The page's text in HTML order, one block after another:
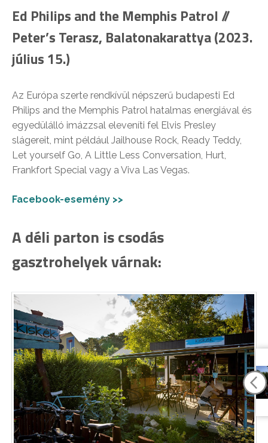
Ed Philips and the Memphis Patrol //
Peter’s Terasz, Balatonakarattya (2023.
július 15.)
Az Európa szerte rendkívül népszerű budapesti Ed
Philips and the Memphis Patrol hatalmas energiával és
egyedülálló imázzsal eleveníti fel Elvis Presley
slágereit, mint például Jailhouse Rock, Ready Teddy,
Let yourself Go, A Little Less Conversation, Hurt,
Frankfort Special vagy a Viva Las Vegas.
Facebook-esemény >>
A déli parton is csodás
gasztrohelyek várnak: